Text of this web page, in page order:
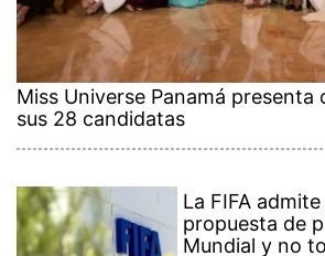
Miss Universe Panamá presenta
sus 28 candidatas
La FIFA
propuesta de
Mundial y no